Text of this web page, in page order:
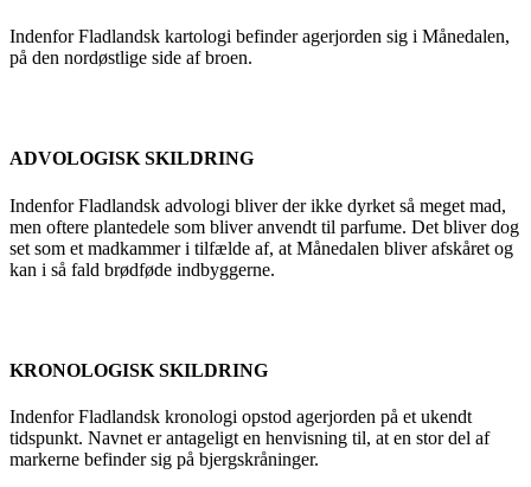
Indenfor Fladlandsk kartologi befinder agerjorden sig i Månedalen,
på den nordøstlige side af broen.
ADVOLOGISK SKILDRING
Indenfor Fladlandsk advologi bliver der ikke dyrket så meget mad,
men oftere plantedele som bliver anvendt til parfume. Det bliver dog
set som et madkammer i tilfælde af, at Månedalen bliver afskåret og
kan i så fald brødføde indbyggerne.
KRONOLOGISK SKILDRING
Indenfor Fladlandsk kronologi opstod agerjorden på et ukendt
tidspunkt. Navnet er antageligt en henvisning til, at en stor del af
markerne befinder sig på bjergskråninger.